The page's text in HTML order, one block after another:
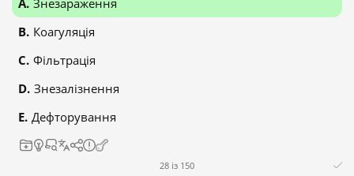
Знезараження
Коагуляція
Фільтрація
Знезалізнення
Дефторування
28 із 150